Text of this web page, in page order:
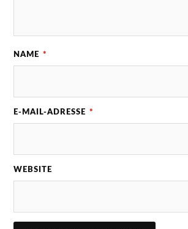
NAME *
E-MAIL-ADRESSE *
WEBSITE